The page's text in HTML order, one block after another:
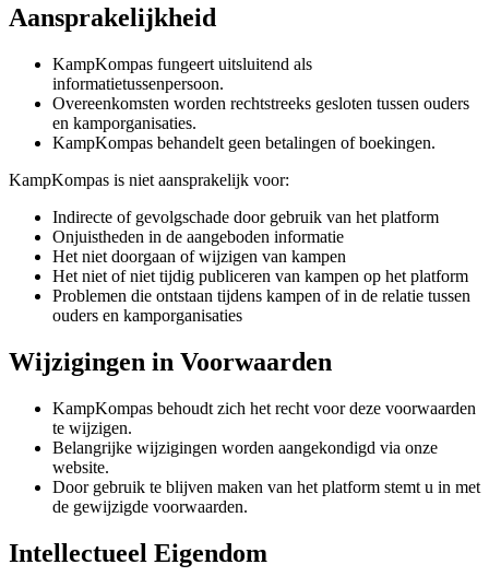
Aansprakelijkheid
KampKompas fungeert uitsluitend als
informatietussenpersoon.
Overeenkomsten worden rechtstreeks gesloten tussen ouders
en kamporganisaties.
KampKompas behandelt geen betalingen of boekingen.
KampKompas is niet aansprakelijk voor:
Indirecte of gevolgschade door gebruik van het platform
Onjuistheden in de aangeboden informatie
Het niet doorgaan of wijzigen van kampen
Het niet of niet tijdig publiceren van kampen op het platform
Problemen die ontstaan tijdens kampen of in de relatie tussen
ouders en kamporganisaties
Wijzigingen in Voorwaarden
KampKompas behoudt zich het recht voor deze voorwaarden
te wijzigen.
Belangrijke wijzigingen worden aangekondigd via onze
website.
Door gebruik te blijven maken van het platform stemt u in met
de gewijzigde voorwaarden.
Intellectueel Eigendom